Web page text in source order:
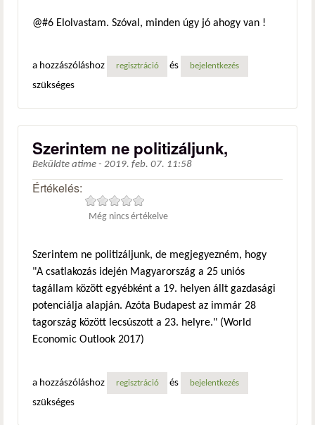
@#6 Elolvastam. Szóval, minden úgy jó ahogy van !
a hozzászóláshoz regisztráció és bejelentkezés
szükséges
Szerintem ne politizáljunk,
Beküldte atime - 2019. feb. 07. 11:58
Értékelés:
Még nincs értékelve
Szerintem ne politizáljunk, de megjegyezném, hogy
"A csatlakozás idején Magyarország a 25 uniós
tagállam között egyébként a 19. helyen állt gazdasági
potenciálja alapján. Azóta Budapest az immár 28
tagország között lecsúszott a 23. helyre." (World
Economic Outlook 2017)
a hozzászóláshoz regisztráció és bejelentkezés
szükséges